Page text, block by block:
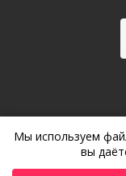
Мы используем
вы